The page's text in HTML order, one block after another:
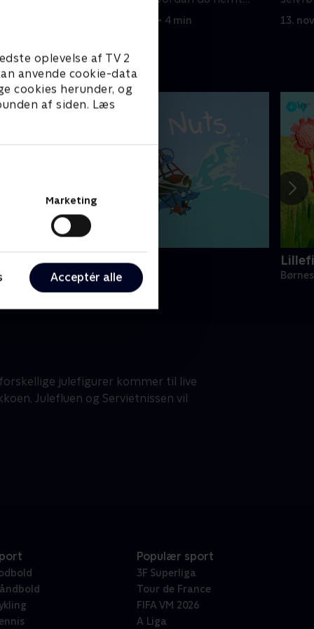
oplevelse af TV 2
anvende cookie-data
cookies herunder, og
af siden. Læs
Marketing
Acceptér alle
laver din helt egen servietnisse.
19. december 2020 • 4 min 13.
Nuts Nuts Nuts
• 1 sæsoner
julefigurer kommer til live
Julefluen og Servietnissen vil
Populær sport
3F Superliga
Tour de France
FIFA VM 2026
A Liga